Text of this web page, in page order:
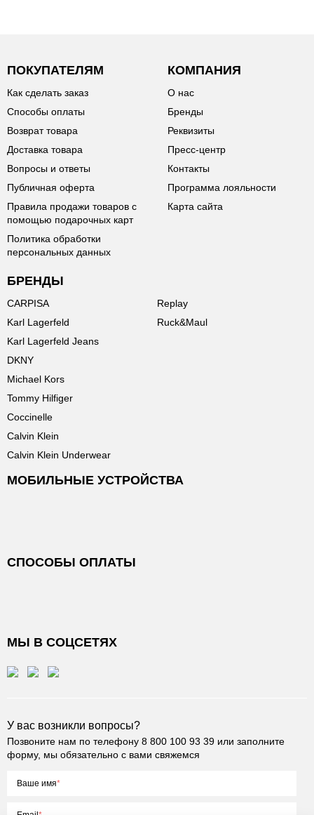
ПОКУПАТЕЛЯМ
Как сделать заказ
Способы оплаты
Возврат товара
Доставка товара
Вопросы и ответы
Публичная оферта
Правила продажи товаров с
помощью подарочных карт
Политика обработки
персональных данных
КОМПАНИЯ
О нас
Бренды
Реквизиты
Пресс-центр
Контакты
Программа лояльности
Карта сайта
БРЕНДЫ
CARPISA
Karl Lagerfeld
Karl Lagerfeld Jeans
DKNY
Michael Kors
Tommy Hilfiger
Coccinelle
Calvin Klein
Calvin Klein Underwear
Replay
Ruck&Maul
МОБИЛЬНЫЕ УСТРОЙСТВА
СПОСОБЫ ОПЛАТЫ
МЫ В СОЦСЕТЯХ
У вас возникли вопросы?
Позвоните нам по телефону 8 800 100 93 39 или заполните
форму, мы обязательно с вами свяжемся
Ваше имя